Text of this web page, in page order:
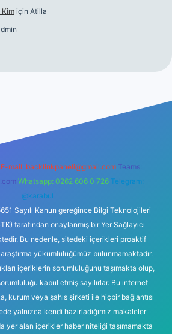
Kim için Atilla
E-mail: backlinkpaneli@gmail.com Teams:
Whatsapp: 0262 606 0 726 Telegram:
@karabul
Sayılı Kanun gereğince Bilgi Teknolojileri
tarafından onaylanmış bir Yer Sağlayıcı
Bu nedenle, sitedeki içerikleri proaktif
yükümlülüğümüz bulunmamaktadır.
içeriklerin sorumluluğunu taşımakta olup,
kabul etmiş sayılırlar. Bu internet
kurum veya şahıs şirketi ile hiçbir bağlantısı
yalnızca kendi hazırladığımız makaleler
yer alan içerikler haber niteliği taşımamakta